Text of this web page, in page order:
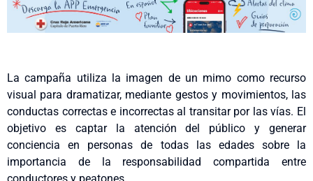
La campaña utiliza la imagen de un mimo como recurso
visual para dramatizar, mediante gestos y movimientos, las
conductas correctas e incorrectas al transitar por las vías. El
objetivo es captar la atención del público y generar
conciencia en personas de todas las edades sobre la
importancia de la responsabilidad compartida entre